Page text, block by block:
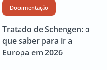
Documentação
Tratado de Schengen: o
que saber para ir a
Europa em 2026